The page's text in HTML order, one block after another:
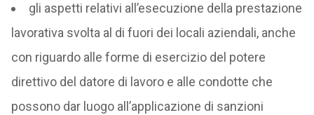
gli aspetti relativi all’esecuzione della prestazione
lavorativa svolta al di fuori dei locali aziendali, anche
con riguardo alle forme di esercizio del potere
direttivo del datore di lavoro e alle condotte che
possono dar luogo all’applicazione di sanzioni